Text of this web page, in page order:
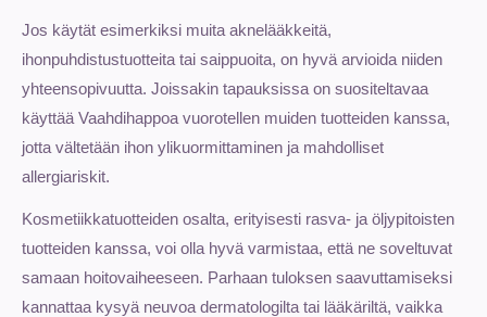
Jos käytät esimerkiksi muita aknelääkkeitä,
ihonpuhdistustuotteita tai saippuoita, on hyvä arvioida niiden
yhteensopivuutta. Joissakin tapauksissa on suositeltavaa
käyttää Vaahdihappoa vuorotellen muiden tuotteiden kanssa,
jotta vältetään ihon ylikuormittaminen ja mahdolliset
allergiariskit.
Kosmetiikkatuotteiden osalta, erityisesti rasva- ja öljypitoisten
tuotteiden kanssa, voi olla hyvä varmistaa, että ne soveltuvat
samaan hoitovaiheeseen. Parhaan tuloksen saavuttamiseksi
kannattaa kysyä neuvoa dermatologilta tai lääkäriltä, vaikka